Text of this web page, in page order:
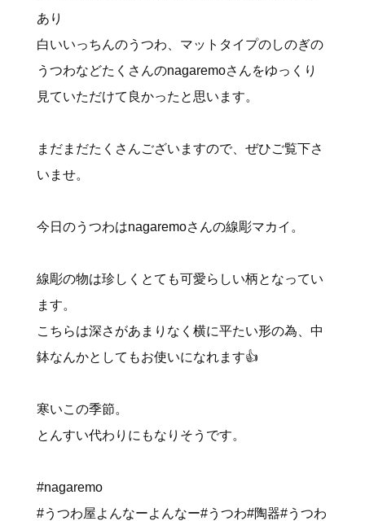
あり
白いいっちんのうつわ、マットタイプのしのぎの
うつわなどたくさんのnagaremoさんをゆっくり
見ていただけて良かったと思います。
まだまだたくさんございますので、ぜひご覧下さ
いませ。
今日のうつわはnagaremoさんの線彫マカイ。
線彫の物は珍しくとても可愛らしい柄となってい
ます。
こちらは深さがあまりなく横に平たい形の為、中
鉢なんかとしてもお使いになれます👍
寒いこの季節。
とんすい代わりにもなりそうです。
#nagaremo
#うつわ屋よんなーよんなー#うつわ#陶器#うつわ